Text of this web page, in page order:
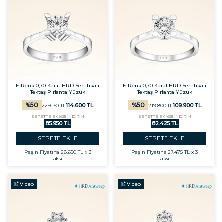
E Renk 0,70 Karat HRD Sertifikalı
Tektaş Pırlanta Yüzük
%50 229.150TL114.600TL
SEPETTE EK %25 İNDİRİM
85.950 TL
SEPETE EKLE
Peşin Fiyatına 28.650 TL x 3
Taksit
E Renk 0,70 Karat HRD Sertifikalı
Tektaş Pırlanta Yüzük
%50 219.800TL109.900TL
SEPETTE EK %25 İNDİRİM
82.425 TL
SEPETE EKLE
Peşin Fiyatına 27.475 TL x 3
Taksit
Video Video